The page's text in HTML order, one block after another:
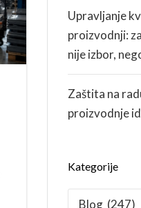
Upravljanje
proizvodnji:
nije izbor,
Zaštita na
proizvodnje
Kategorije
Kategorije